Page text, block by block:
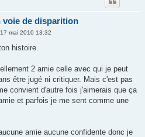
voie de disparition
mai 2010 13:32
histoire.
2 amie celle avec qui je peut
être jugé ni critiquer. Mais c'est pas
convient d'autre fois j'aimerais que ça
et parfois je me sent comme une
amie aucune confidente donc je